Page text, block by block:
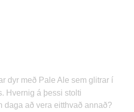
dyr með Pale Ale sem glitrar í
Hvernig á þessi stolti
daga að vera eitthvað annað?